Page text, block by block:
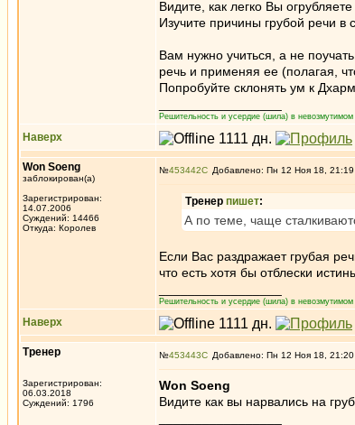
Видите, как легко Вы
Изучите причины грубой речи в
Вам нужно учиться, а не
речь и применяя ее (полагая,
Попробуйте склонять ум к
Решительность и усердие (шила) в
Наверх
Won Soeng
заблокирован(а)
Зарегистрирован:
14.07.2006
Суждений: 14466
Откуда: Королев
№453442 Добавлено: Пн 12 Ноя 18,
Тренер пишет:
А по теме, чаще
Если Вас раздражает грубая
что есть хотя бы отблески
Решительность и усердие (шила) в
Наверх
Тренер
Зарегистрирован:
06.03.2018
Суждений: 1796
№453443 Добавлено: Пн 12 Ноя 18,
Won Soeng
Видите как вы нарвались на